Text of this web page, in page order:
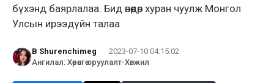
бүхэнд баярлалаа. Бид өнөөдөр хуран чуулж Монгол
Улсын ирээдүйн талаа
B Shurenchimeg · 2023-07-10 04:15:02
·
Ангилал: Хөрөнгө оруулалт-Хөгжил